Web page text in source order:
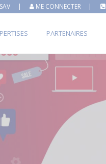
SAV | ME CONNECTER |
PARTENAIRES